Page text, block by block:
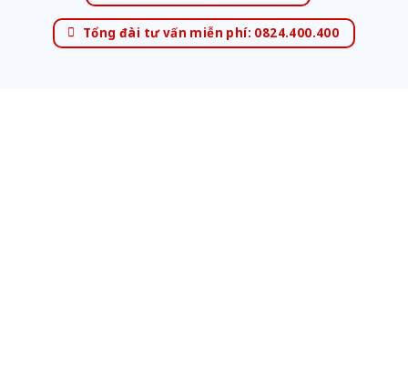
Tổng đài tư vấn miễn phí: 0824.400.400